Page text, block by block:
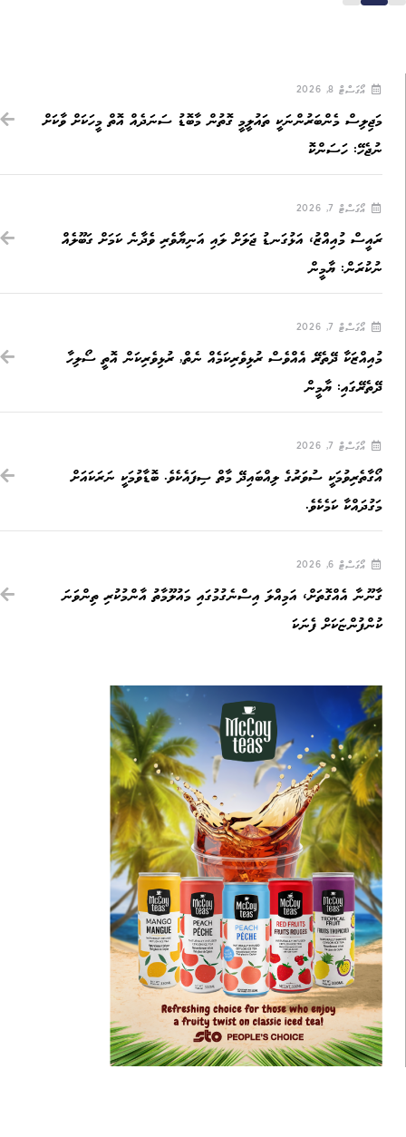
އޯގަސްޓް 8, 2026
މަޖިލިސް މެންބަރުންނަކީ ތައުލީމީ ގޮތުން މާބޮޑު ސަނަދެއް އޮތް މީހަކަށް ވާކަށް
ނުޖެހޭ: ހަސަންކޮ
އޯގަސްޓް 7, 2026
ރައީސް މުއިއްޒު، އަޅުގަނޑު ޖަލަށް ލައި އަނިޔާވެރި ވެދާނެ ކަމަށް ގަބޫލެއް
ނުކުރަން: ޔާމީން
އޯގަސްޓް 7, 2026
މުއިއްޒަކާ ދޭތެރޭ އެއްވެސް ރުޅިވެރިކަމެއް ނެތް, ރުޅިވެރިކަން އޮތީ ސޯލިހާ
ދޭތެރޭގައި: ޔާމީން
އޯގަސްޓް 7, 2026
އޯގާތެރިވުމަކީ ސުވަރުގެ ލިއްބައިދޭ މާތް ސިފައެކެވެ. ބޮޑާވުމަކީ ނަރަކައަށް
މަގުދައްކާ ކަމެކެވެ.
އޯގަސްޓް 6, 2026
ގާނޫނާ އެއްގޮތަށް، އަމިއްލަ އިސްނެގުމުގައި މައުލޫމާތު އާންމުކުރި ތިންވަނަ
ކުންފުންޏަކަށް ފެނަކަ